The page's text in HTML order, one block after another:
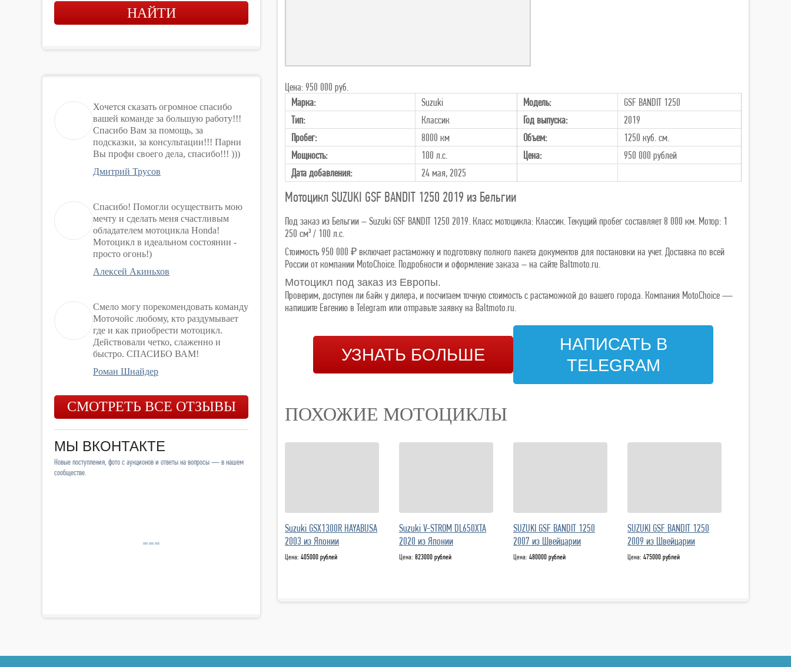
Цена: 950 000 руб.
Марка:
Suzuki Модель:
GSF BANDIT 1250
Тип:
Классик Год выпуска:
2019
Пробег:
8000 км Объем:
1250 куб. см.
Мощность:
100 л.с. Цена: 950 000 рублей
Дата добавления:
24 мая, 2025
Мотоцикл SUZUKI GSF BANDIT 1250 2019 из Бельгии
Под заказ из Бельгии – Suzuki GSF BANDIT 1250 2019. Класс мотоцикла: Классик. Текущий пробег составляет 8 000 км. Мотор: 1
250 см³ / 100 л.с.
Стоимость 950 000 ₽ включает растаможку и подготовку полного пакета документов для постановки на учет. Доставка по всей
России от компании MotoChoice. Подробности и оформление заказа – на сайте Baltmoto.ru.
Мотоцикл под заказ из Европы.
Проверим, доступен ли байк у дилера, и посчитаем точную стоимость с растаможкой до вашего города. Компания MotoChoice —
напишите Евгению в Telegram или отправьте заявку на Baltmoto.ru.
УЗНАТЬ БОЛЬШЕ
НАПИСАТЬ В
TELEGRAM
ПОХОЖИЕ МОТОЦИКЛЫ
Suzuki GSX1300R HAYABUSA
2003 из Японии
Цена: 405000 рублей
Suzuki V-STROM DL650XTA
2020 из Японии
Цена: 823000 рублей
SUZUKI GSF BANDIT 1250
2007 из Швейцарии
Цена: 480000 рублей
SUZUKI GSF BANDIT 1250
2009 из Швейцарии
Цена: 475000 рублей
Хочется сказать огромное спасибо
вашей команде за большую работу!!!
Спасибо Вам за помощь, за
подсказки, за консультации!!! Парни
Вы профи своего дела, спасибо!!! )))
Дмитрий Трусов
Спасибо! Помогли осуществить мою
мечту и сделать меня счастливым
обладателем мотоцикла Honda!
Мотоцикл в идеальном состоянии -
просто огонь!)
Алексей Акиньхов
Смело могу порекомендовать команду
Моточойс любому, кто раздумывает
где и как приобрести мотоцикл.
Действовали четко, слаженно и
быстро. СПАСИБО ВАМ!
Роман Шнайдер
СМОТРЕТЬ ВСЕ ОТЗЫВЫ
МЫ ВКОНТАКТЕ
Новые поступления, фото с аукционов и ответы на вопросы — в нашем
сообществе.